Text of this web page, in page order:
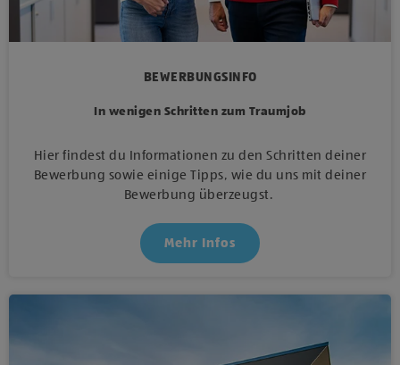
BEWERBUNGSINFO
In wenigen Schritten zum Traumjob
Hier findest du Informationen zu den Schritten deiner
Bewerbung sowie einige Tipps, wie du uns mit deiner
Bewerbung überzeugst.
Mehr Infos